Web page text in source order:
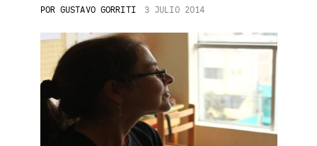
POR GUSTAVO GORRITI 3 JULIO 2014